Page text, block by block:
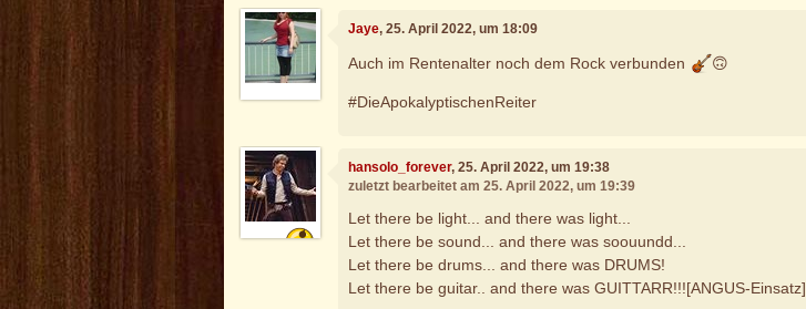
Jaye, 25. April 2022, um 18:09
Auch im Rentenalter noch dem Rock verbunden 🙃
#DieApokalyptischenReiter
hansolo_forever, 25. April 2022, um 19:38
zuletzt bearbeitet am 25. April 2022, um 19:39
Let there be light... and there was light...
Let there be sound... and there was soouundd...
Let there be drums... and there was DRUMS!
Let there be guitar.. and there was GUITTARR!!![ANGUS-Einsatz]